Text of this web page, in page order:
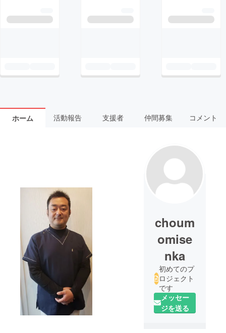
ホーム 活動報告 支援者 仲間募集 コメント
choum
omise
nka
初めてのプ
ロジェクト
です
メッセー
ジを送る